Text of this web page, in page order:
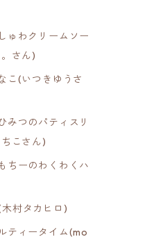
ゅわクリームソー
さん)
こ(いつきゆうさ
みつのパティスリ
こさん)
ちーのわくわくハ
村タカヒロ)
ティータイム(mo